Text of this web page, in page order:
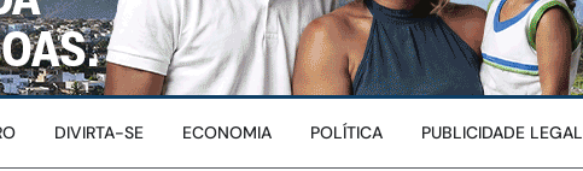
DIVIRTA-SE ECONOMIA POLÍTICA PUBLICIDADE LEGAL